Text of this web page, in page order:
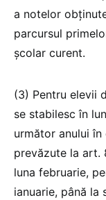
a notelor
parcursul
școlar curent.
(3) Pentru elevii
se stabilesc în
următor anului
prevăzute la art.
luna februarie,
ianuarie, până la